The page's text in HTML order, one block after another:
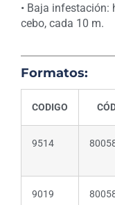
• Baja infestación:
cebo, cada 10 m.
Formatos:
CODIGO
9514
9019